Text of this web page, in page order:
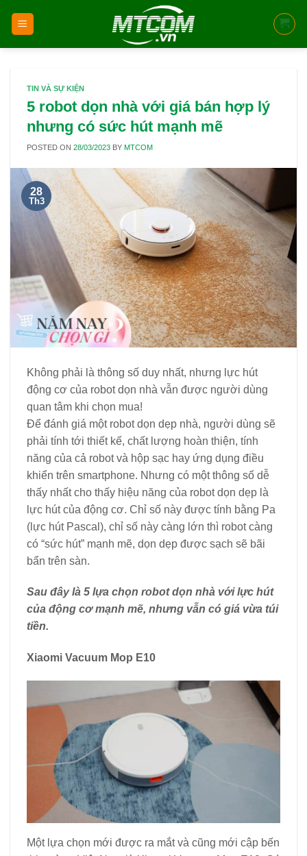
TIN VÀ SỰ KIỆN
5 robot dọn nhà với giá bán hợp lý
nhưng có sức hút mạnh mẽ
POSTED ON28/03/2023 BY MTCOM
28
Th3
Không phải là thông số duy nhất, nhưng lực hút
động cơ của robot dọn nhà vẫn được người dùng
quan tâm khi chọn mua!
Để đánh giá một robot dọn dẹp nhà, người dùng sẽ
phải tính tới thiết kế, chất lượng hoàn thiện, tính
năng của cả robot và hộp sạc hay ứng dụng điều
khiển trên smartphone. Nhưng có một thông số dễ
thấy nhất cho thấy hiệu năng của robot dọn dẹp là
lực hút của động cơ. Chỉ số này được tính bằng Pa
(lực hút Pascal), chỉ số này càng lớn thì robot càng
có “sức hút” mạnh mẽ, dọn dẹp được sạch sẽ bãi
bẩn trên sàn.
Sau đây là 5 lựa chọn robot dọn nhà với lực hút
của động cơ mạnh mẽ, nhưng vẫn có giá vừa túi
tiền.
Xiaomi Vacuum Mop E10
Một lựa chọn mới được ra mắt và cũng mới cập bến